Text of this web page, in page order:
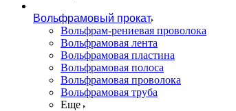
Вольфрамовый прокат
Вольфрам-рениевая проволока
Вольфрамовая лента
Вольфрамовая пластина
Вольфрамовая полоса
Вольфрамовая проволока
Вольфрамовая труба
Еще